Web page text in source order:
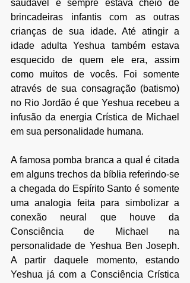
saudável e sempre estava cheio de
brincadeiras infantis com as outras
crianças de sua idade. Até atingir a
idade adulta Yeshua também estava
esquecido de quem ele era, assim
como muitos de vocês. Foi somente
através de sua consagração (batismo)
no Rio Jordão é que Yeshua recebeu a
infusão da energia Crística de Michael
em sua personalidade humana.
A famosa pomba branca a qual é citada
em alguns trechos da bíblia referindo-se
a chegada do Espírito Santo é somente
uma analogia feita para simbolizar a
conexão neural que houve da
Consciência de Michael na
personalidade de Yeshua Ben Joseph.
A partir daquele momento, estando
Yeshua já com a Consciência Crística